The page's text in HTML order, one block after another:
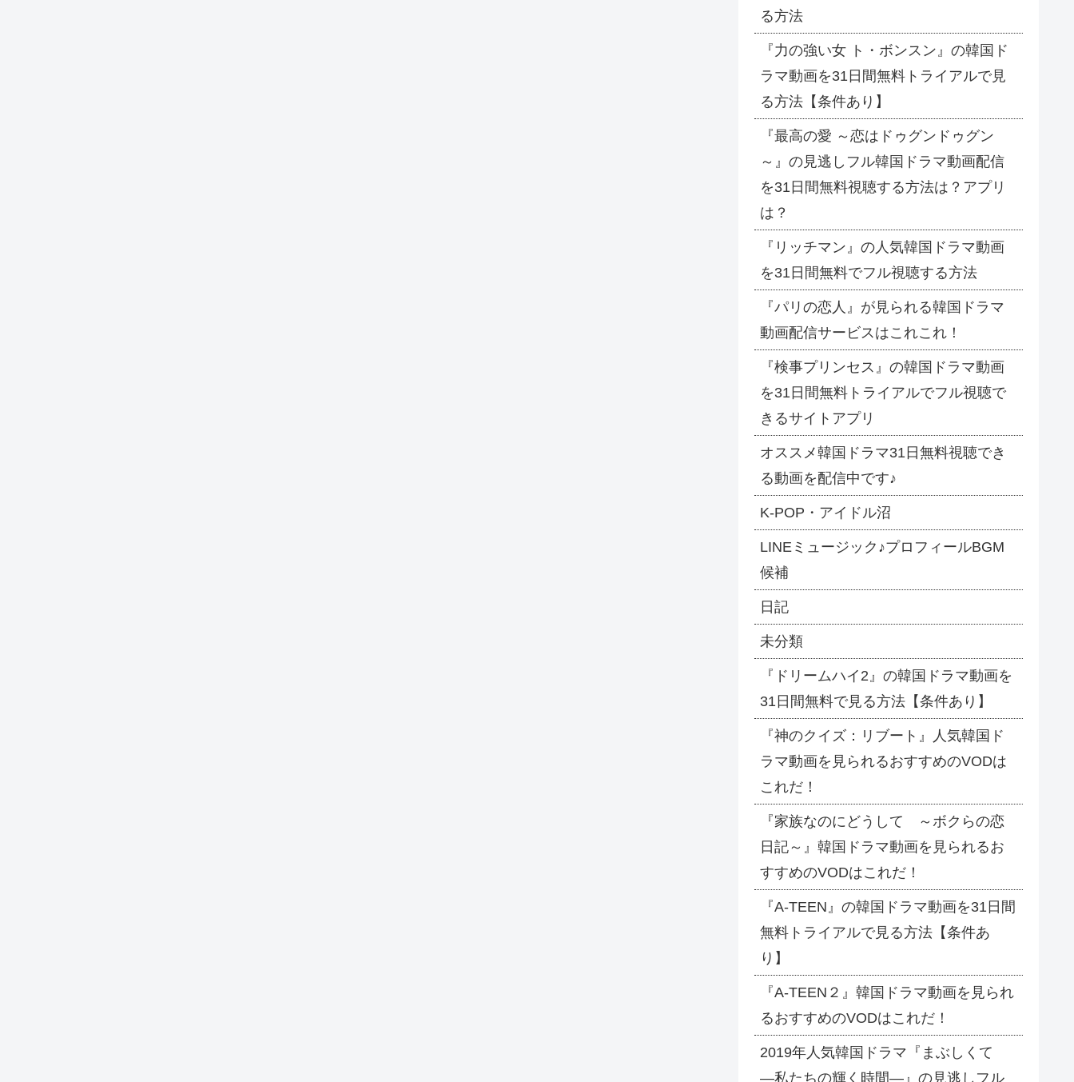
る方法
『力の強い女 ト・ボンスン』の韓国ド
ラマ動画を31日間無料トライアルで見
る方法【条件あり】
『最高の愛 ～恋はドゥグンドゥグン
～』の見逃しフル韓国ドラマ動画配信
を31日間無料視聴する方法は？アプリ
は？
『リッチマン』の人気韓国ドラマ動画
を31日間無料でフル視聴する方法
『パリの恋人』が見られる韓国ドラマ
動画配信サービスはこれこれ！
『検事プリンセス』の韓国ドラマ動画
を31日間無料トライアルでフル視聴で
きるサイトアプリ
オススメ韓国ドラマ31日無料視聴でき
る動画を配信中です♪
​K-POP・アイドル沼
LINEミュージック♪プロフィールBGM
候補
日記
未分類
『ドリームハイ2』の韓国ドラマ動画を
31日間無料で見る方法【条件あり】
『神のクイズ：リブート』人気韓国ド
ラマ動画を見られるおすすめのVODは
これだ！
『家族なのにどうして ～ボクらの恋
日記～』韓国ドラマ動画を見られるお
すすめのVODはこれだ！
『A-TEEN』の韓国ドラマ動画を31日間
無料トライアルで見る方法【条件あ
り】
『A-TEEN２』韓国ドラマ動画を見られ
るおすすめのVODはこれだ！
2019年人気韓国ドラマ『まぶしくて
―私たちの輝く時間―』の見逃しフル